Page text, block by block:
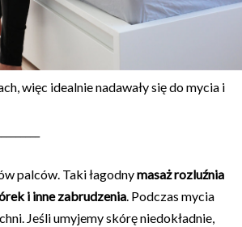
więc idealnie nadawały się do mycia i
palców. Taki łagodnymasaż rozluźnia
i inne zabrudzenia. Podczas mycia
Jeśli umyjemy skórę niedokładnie,